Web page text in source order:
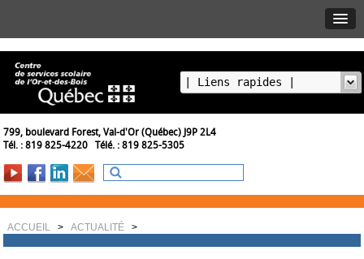
799, boulevard Forest, Val-d'Or (Québec) J9P 2L4
Tél. : 819 825-4220 Télé. : 819 825-5305
ACCUEIL > ACTUALITÉ>